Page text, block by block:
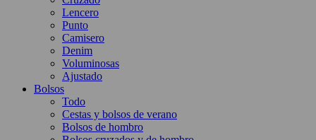
Lencero
Punto
Camisero
Denim
Voluminosas
Ajustado
Bolsos
Todo
Cestas y bolsos de verano
Bolsos de hombro